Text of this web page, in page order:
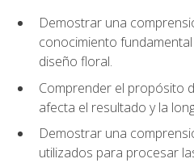
Demostrar una
conocimiento
diseño floral.
Comprender el propósito
afecta el resultado y la
Demostrar una
utilizados para procesar